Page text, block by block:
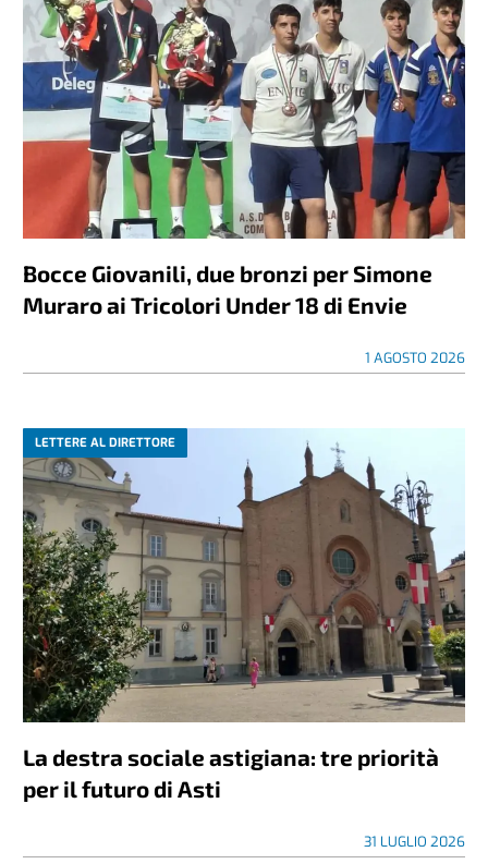
Bocce Giovanili, due bronzi per Simone
Muraro ai Tricolori Under 18 di Envie
1 AGOSTO 2026
LETTERE AL DIRETTORE
La destra sociale astigiana: tre priorità
per il futuro di Asti
31 LUGLIO 2026